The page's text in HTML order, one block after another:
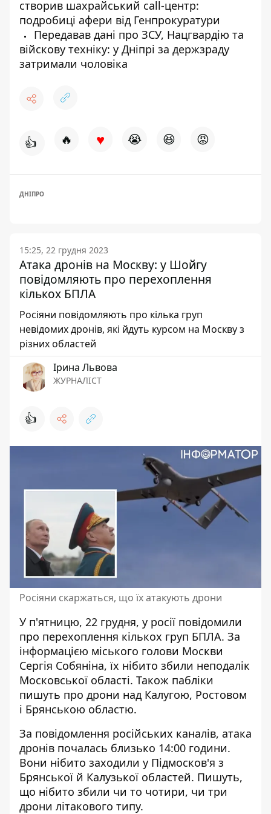
створив шахрайський call-центр:
подробиці афери від Генпрокуратури
Передавав дані про ЗСУ, Нацгвардію та
війскову техніку: у Дніпрі за держзраду
затримали чоловіка
👍 🔥 ♥ 😭 😆 😡
ДНІПРО
15:25, 22 грудня 2023
Атака дронів на Москву: у Шойгу
повідомляють про перехоплення
кількох БПЛА
Росіяни повідомляють про кілька груп
невідомих дронів, які йдуть курсом на Москву з
різних областей
Ірина Львова
ЖУРНАЛІСТ
👍
Росіяни скаржаться, що їх атакують дрони
У п'ятницю, 22 грудня, у росії повідомили
про перехоплення кількох груп БПЛА. За
інформацією міського голови Москви
Сергія Собяніна, їх нібито збили неподалік
Московської області. Також пабліки
пишуть про дрони над Калугою, Ростовом
і Брянською областю.
За повідомлення російських каналів, атака
дронів почалась близько 14:00 години.
Вони нібито заходили у Підмосков'я з
Брянської й Калузької областей. Пишуть,
що нібито збили чи то чотири, чи три
дрони літакового типу.